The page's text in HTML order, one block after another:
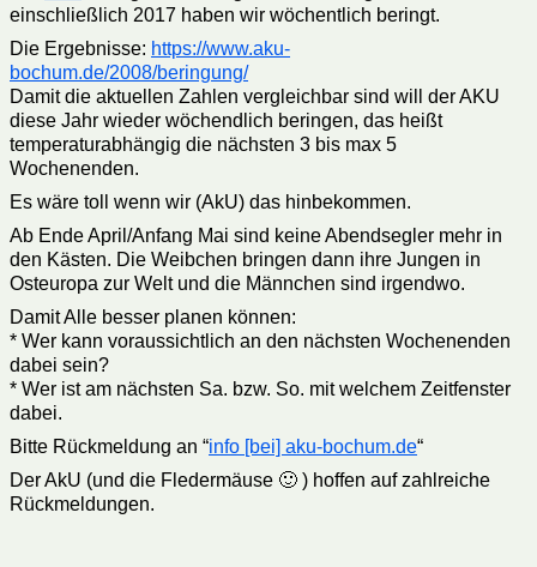
einschließlich 2017 haben wir wöchentlich beringt.
Die Ergebnisse: https://www.aku-
bochum.de/2008/beringung/
Damit die aktuellen Zahlen vergleichbar sind will der AKU
diese Jahr wieder wöchendlich beringen, das heißt
temperaturabhängig die nächsten 3 bis max 5
Wochenenden.
Es wäre toll wenn wir (AkU) das hinbekommen.
Ab Ende April/Anfang Mai sind keine Abendsegler mehr in
den Kästen. Die Weibchen bringen dann ihre Jungen in
Osteuropa zur Welt und die Männchen sind irgendwo.
Damit Alle besser planen können:
* Wer kann voraussichtlich an den nächsten Wochenenden
dabei sein?
* Wer ist am nächsten Sa. bzw. So. mit welchem Zeitfenster
dabei.
Bitte Rückmeldung an “info [bei] aku-bochum.de“
Der AkU (und die Fledermäuse 🙂 ) hoffen auf zahlreiche
Rückmeldungen.